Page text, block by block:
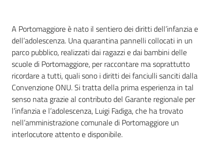
Assemblea
legislativa
Assemblea
Attività
Argomenti
Per i media
Introduzione
A Portomaggiore è nato il sentiero dei diritti dell’infanzia e
dell’adolescenza. Una quarantina pannelli collocati in un
parco pubblico, realizzati dai ragazzi e dai bambini delle
scuole di Portomaggiore, per raccontare ma soprattutto
ricordare a tutti, quali sono i diritti dei fanciulli sanciti dalla
Convenzione ONU. Si tratta della prima esperienza in tal
senso nata grazie al contributo del Garante regionale per
l’infanzia e l’adolescenza, Luigi Fadiga, che ha trovato
nell’amministrazione comunale di Portomaggiore un
interlocutore attento e disponibile.